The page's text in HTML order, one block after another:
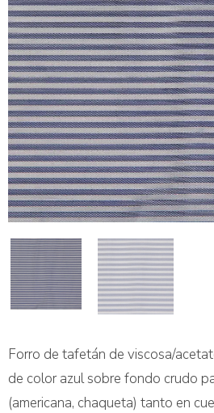
Forro de tafetán de viscosa/
de color azul sobre fondo crudo
(americana, chaqueta) tanto en